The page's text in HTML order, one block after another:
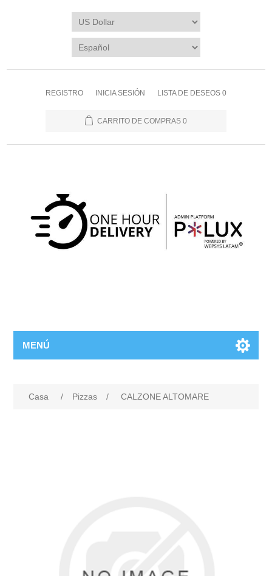
REGISTRO INICIA SESIÓN LISTA DE DESEOS 0
CARRITO DE COMPRAS 0
MENÚ
Casa / Pizzas / CALZONE ALTOMARE